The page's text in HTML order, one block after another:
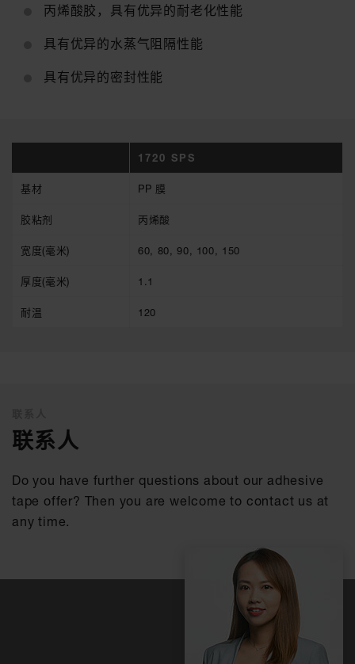
丙烯酸胶，具有优异的耐老化性能
具有优异的水蒸气阻隔性能
具有优异的密封性能
1720 SPS
基材 PP 膜
胶粘剂 丙烯酸
宽度(毫米) 60, 80, 90, 100, 150
厚度(毫米) 1.1
耐温 120
联系人
Do you have further questions about our adhesive
tape offer? Then you are welcome to contact us at
any time.